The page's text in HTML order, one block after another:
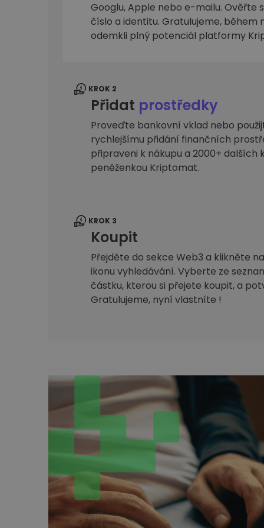
Průzkumník investic
Najdi svou krypto strategii
Googlu, Apple nebo e-mailu. Ověřte
číslo a identitu. Gratulujeme, během
odemkli plný potenciál platformy
KROK 2
Přidat prostředky
Proveďte bankovní vklad nebo
rychlejšímu přidání finančních
připraveni k nákupu a 2000+ dalších
peněženkou Kriptomat.
KROK 3
Koupit
Přejděte do sekce Web3 a klikněte
ikonu vyhledávání. Vyberte ze
částku, kterou si přejete koupit, a
Gratulujeme, nyní vlastníte !